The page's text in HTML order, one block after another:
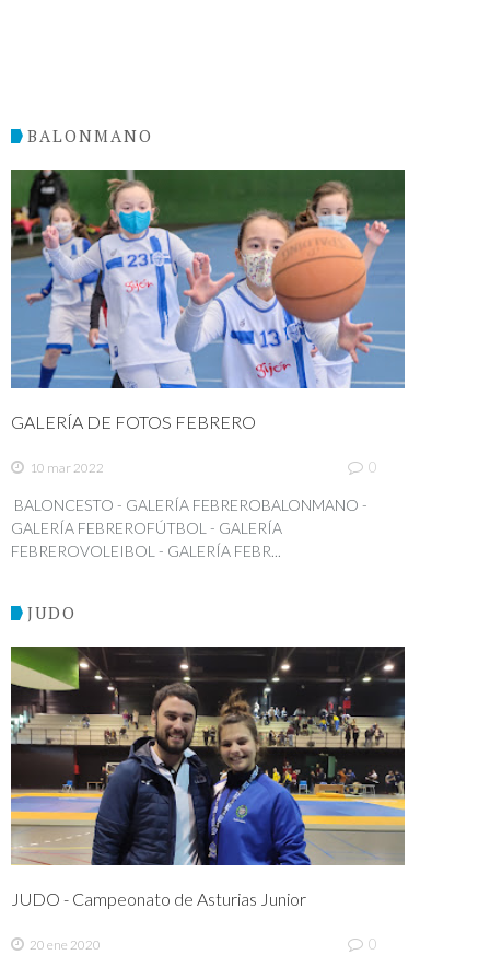
BALONMANO
GALERÍA DE FOTOS FEBRERO
10 mar 2022 0
BALONCESTO - GALERÍA FEBREROBALONMANO -
GALERÍA FEBREROFÚTBOL - GALERÍA
FEBREROVOLEIBOL - GALERÍA FEBR...
JUDO
JUDO - Campeonato de Asturias Junior
20 ene 2020 0